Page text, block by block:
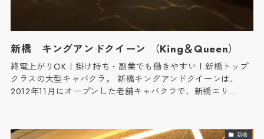
新橋 キングアンドクイーン （King＆Queen）
終電上がりOK！掛け持ち・副業でも働きやすい！新橋トップ
クラスの大型キャバクラ。 新橋キングアンドクイーンは、
2012年11月にオープンした老舗キャバクラで、新橋エリ…
新橋